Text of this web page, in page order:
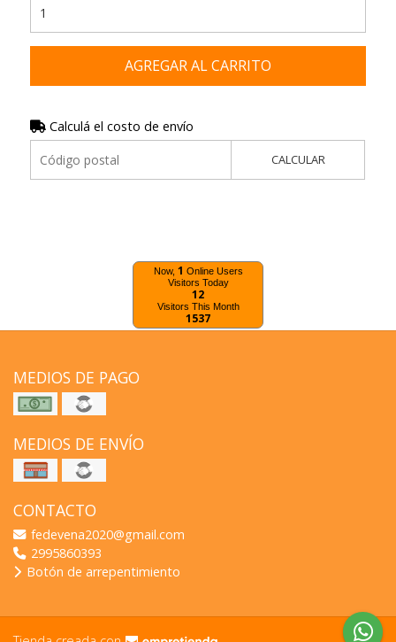
AGREGAR AL CARRITO
Calculá el costo de envío
CALCULAR
Now, 1 Online Users
Visitors Today
12
Visitors This Month
1537
MEDIOS DE PAGO
MEDIOS DE ENVÍO
CONTACTO
fedevena2020@gmail.com
2995860393
Botón de arrepentimiento